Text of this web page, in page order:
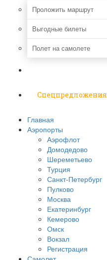
Проложить маршрут
Выгодные билеты
Полет на самолете
Спецпредложения
Главная
Аэропорты
Аэрофлот
Домодедово
Шереметьево
Турция
Санкт-Петербург
Пулково
Москва
Екатеринбург
Кемерово
Омск
Вокзал
Регистрация